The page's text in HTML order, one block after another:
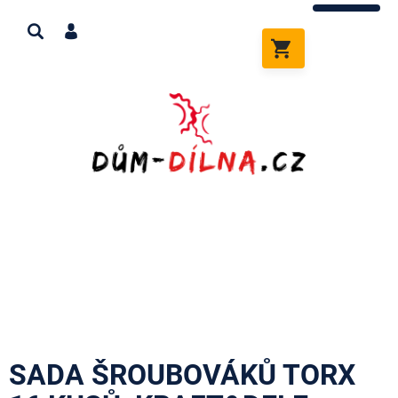
obsah
KOŠÍK
SADA ŠROUBOVÁKŮ TORX